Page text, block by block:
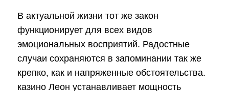
В актуальной жизни тот же закон
функционирует для всех видов
эмоциональных восприятий. Радостные
случаи сохраняются в запоминании так же
крепко, как и напряженные обстоятельства.
казино Леон устанавливает мощность